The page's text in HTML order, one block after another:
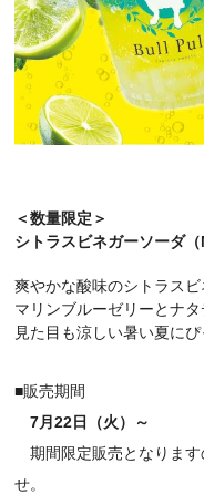
＜数量限定＞
シトラスビネガーソーダ
爽やかな酸味のシトラス
マリンブルーゼリーとナ
見た目も涼しい暑い夏に
■販売期間
7月22日（火）～
期間限定販売となります
せ。